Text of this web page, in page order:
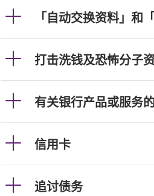
「自动交换资料」和
打击洗钱及恐怖分子
有关银行产品或服务
信用卡
追讨债务